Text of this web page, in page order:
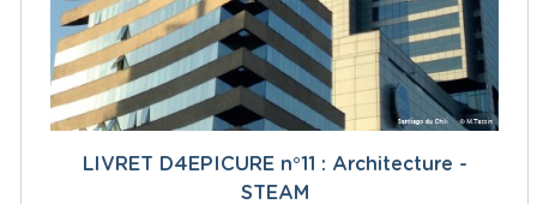
LIVRET D4EPICURE n°11 : Architecture -
STEAM